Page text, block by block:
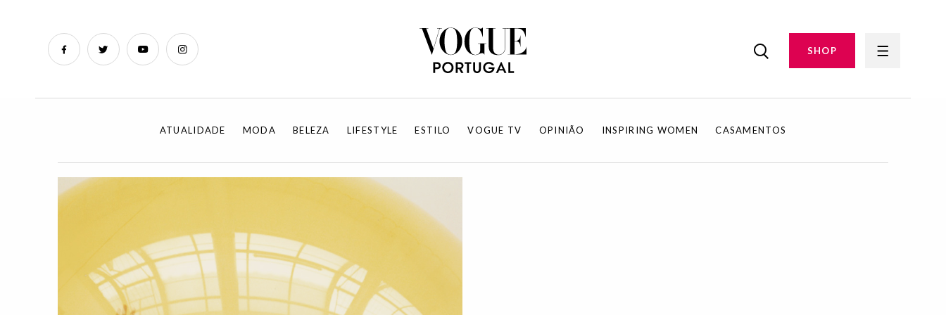
SHOP
ATUALIDADE MODA BELEZA LIFESTYLE ESTILO VOGUE TV OPINIÃO INSPIRING WOMEN CASAMENTOS